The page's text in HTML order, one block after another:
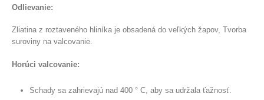
Odlievanie:
Zliatina z roztaveného hliníka je obsadená do veľkých žapov, Tvorba
suroviny na valcovanie.
Horúci valcovanie:
Schady sa zahrievajú nad 400 ° C, aby sa udržala ťažnosť.